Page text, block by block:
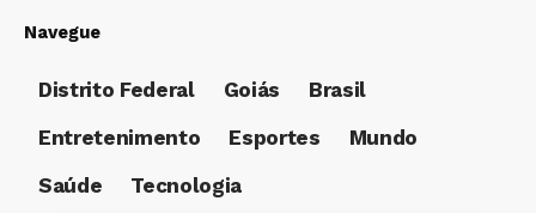
Navegue
Distrito Federal Goiás
Brasil
Entretenimento
Esportes
Mundo
Saúde
Tecnologia